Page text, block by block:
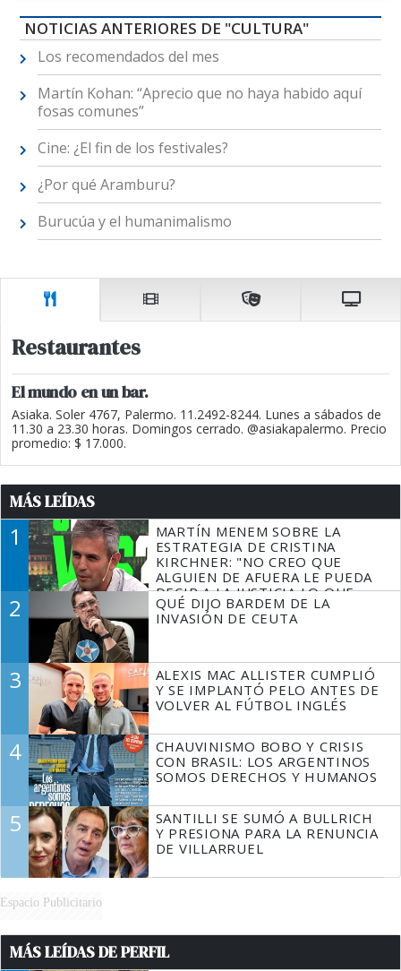
NOTICIAS ANTERIORES DE "CULTURA"
Los recomendados del mes
Martín Kohan: “Aprecio que no haya habido aquí
fosas comunes”
Cine: ¿El fin de los festivales?
¿Por qué Aramburu?
Burucúa y el humanimalismo
Restaurantes
El mundo en un bar.
Asiaka. Soler 4767, Palermo. 11.2492-8244. Lunes a sábados de
11.30 a 23.30 horas. Domingos cerrado. @asiakapalermo. Precio
promedio: $ 17.000.
MÁS LEÍDAS
1
MARTÍN MENEM SOBRE LA
ESTRATEGIA DE CRISTINA
KIRCHNER: "NO CREO QUE
ALGUIEN DE AFUERA LE PUEDA
DECIR A LA JUSTICIA LO QUE
TIENE QUE HACER"
2
QUÉ DIJO BARDEM DE LA
INVASIÓN DE CEUTA
3
ALEXIS MAC ALLISTER CUMPLIÓ
Y SE IMPLANTÓ PELO ANTES DE
VOLVER AL FÚTBOL INGLÉS
4
CHAUVINISMO BOBO Y CRISIS
CON BRASIL: LOS ARGENTINOS
SOMOS DERECHOS Y HUMANOS
5
SANTILLI SE SUMÓ A BULLRICH
Y PRESIONA PARA LA RENUNCIA
DE VILLARRUEL
Espacio Publicitario
MÁS LEÍDAS DE PERFIL